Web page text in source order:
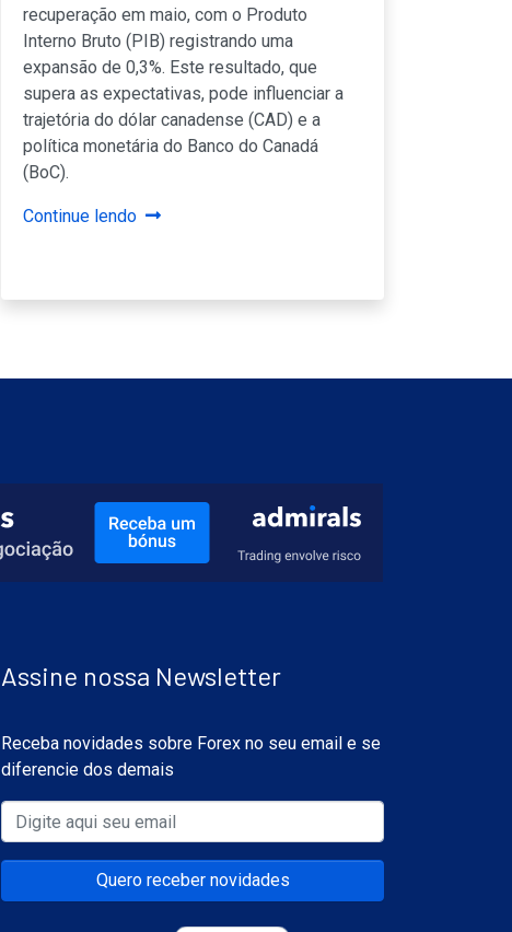
recuperação em maio, com o Produto
Interno Bruto (PIB) registrando uma
expansão de 0,3%. Este resultado, que
supera as expectativas, pode influenciar a
trajetória do dólar canadense (CAD) e a
política monetária do Banco do Canadá
(BoC).
Continue lendo
Assine nossa Newsletter
Receba novidades sobre Forex no seu email e se
diferencie dos demais
Quero receber novidades